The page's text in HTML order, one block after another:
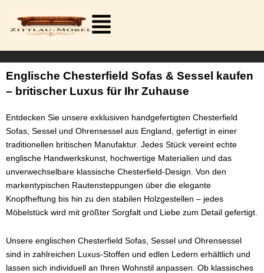
Inhalt
springen
Englische Chesterfield Sofas & Sessel kaufen
– britischer Luxus für Ihr Zuhause
Entdecken Sie unsere exklusiven handgefertigten Chesterfield
Sofas, Sessel und Ohrensessel aus England, gefertigt in einer
traditionellen britischen Manufaktur. Jedes Stück vereint echte
englische Handwerkskunst, hochwertige Materialien und das
unverwechselbare klassische Chesterfield-Design. Von den
markentypischen Rautensteppungen über die elegante
Knopfheftung bis hin zu den stabilen Holzgestellen – jedes
Möbelstück wird mit größter Sorgfalt und Liebe zum Detail gefertigt.
Unsere englischen Chesterfield Sofas, Sessel und Ohrensessel
sind in zahlreichen Luxus-Stoffen und edlen Ledern erhältlich und
lassen sich individuell an Ihren Wohnstil anpassen. Ob klassisches